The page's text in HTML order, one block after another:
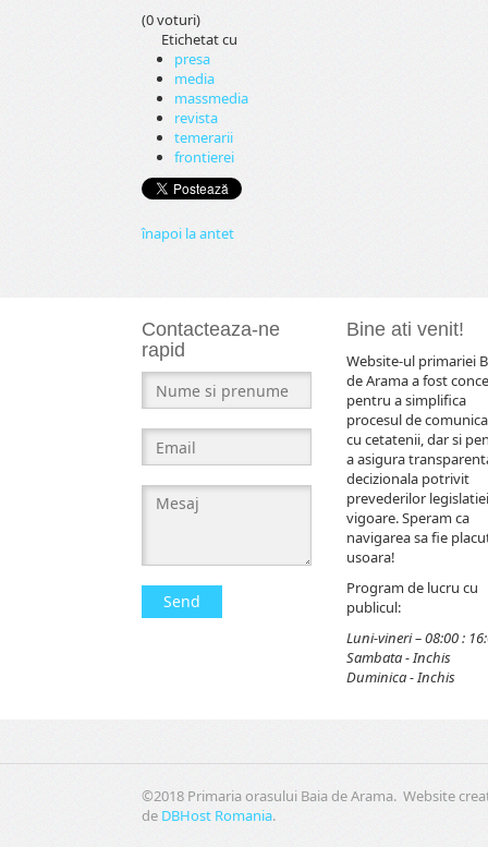
(0 voturi)
Etichetat cu
presa
media
massmedia
revista
temerarii
frontierei
înapoi la antet
Contacteaza-ne
rapid
Send
Bine ati venit!
Website-ul primariei
de Arama a fost
pentru a simplifica
procesul de
cu cetatenii, dar si
a asigura
decizionala potrivit
prevederilor
vigoare. Speram ca
navigarea sa fie
usoara!
Program de lucru cu
publicul:
Luni-vineri – 08:00 :
Sambata - Inchis
Duminica - Inchis
©2018 Primaria orasului Baia de Arama. Website
de DBHost Romania.